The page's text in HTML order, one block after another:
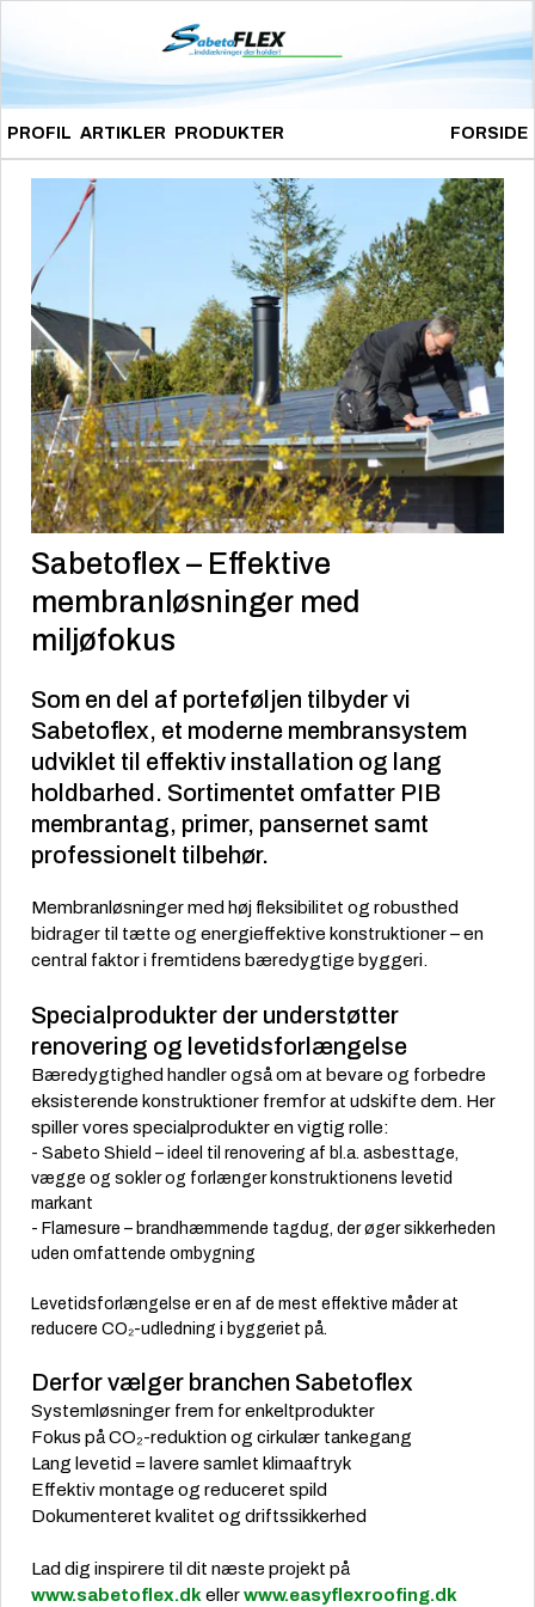
PROFIL ARTIKLER PRODUKTER FORSIDE
Sabetoflex – Effektive
membranløsninger med
miljøfokus
Som en del af porteføljen tilbyder vi
Sabetoflex, et moderne membransystem
udviklet til effektiv installation og lang
holdbarhed. Sortimentet omfatter PIB
membrantag, primer, pansernet samt
professionelt tilbehør.
Membranløsninger med høj fleksibilitet og robusthed
bidrager til tætte og energieffektive konstruktioner – en
central faktor i fremtidens bæredygtige byggeri.
Specialprodukter der understøtter
renovering og levetidsforlængelse
Bæredygtighed handler også om at bevare og forbedre
eksisterende konstruktioner fremfor at udskifte dem. Her
spiller vores specialprodukter en vigtig rolle:
- Sabeto Shield – ideel til renovering af bl.a. asbesttage,
vægge og sokler og forlænger konstruktionens levetid
markant
- Flamesure – brandhæmmende tagdug, der øger sikkerheden
uden omfattende ombygning
Levetidsforlængelse er en af de mest effektive måder at
reducere CO₂-udledning i byggeriet på.
Derfor vælger branchen Sabetoflex
Systemløsninger frem for enkeltprodukter
Fokus på CO₂-reduktion og cirkulær tankegang
Lang levetid = lavere samlet klimaaftryk
Effektiv montage og reduceret spild
Dokumenteret kvalitet og driftssikkerhed
Lad dig inspirere til dit næste projekt på
www.sabetoflex.dkellerwww.easyflexroofing.dk